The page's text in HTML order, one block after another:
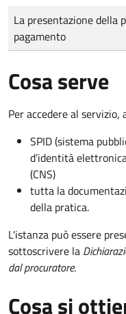
Tipo di pagamento
Importo
La presentazione della
pagamento
Cosa serve
Per accedere al
SPID (sistema
d’identità
(CNS)
tutta la
della pratica.
L'istanza può essere
sottoscrivere la
dal procuratore.
Cosa si